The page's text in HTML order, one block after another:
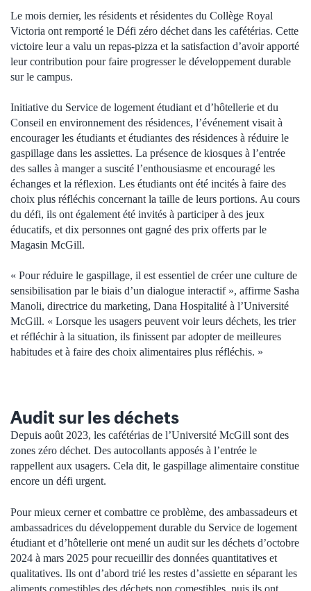
Le mois dernier, les résidents et résidentes du Collège Royal
Victoria ont remporté le Défi zéro déchet dans les cafétérias. Cette
victoire leur a valu un repas-pizza et la satisfaction d’avoir apporté
leur contribution pour faire progresser le développement durable
sur le campus.
Initiative du Service de logement étudiant et d’hôtellerie et du
Conseil en environnement des résidences, l’événement visait à
encourager les étudiants et étudiantes des résidences à réduire le
gaspillage dans les assiettes. La présence de kiosques à l’entrée
des salles à manger a suscité l’enthousiasme et encouragé les
échanges et la réflexion. Les étudiants ont été incités à faire des
choix plus réfléchis concernant la taille de leurs portions. Au cours
du défi, ils ont également été invités à participer à des jeux
éducatifs, et dix personnes ont gagné des prix offerts par le
Magasin McGill.
« Pour réduire le gaspillage, il est essentiel de créer une culture de
sensibilisation par le biais d’un dialogue interactif », affirme Sasha
Manoli, directrice du marketing, Dana Hospitalité à l’Université
McGill. « Lorsque les usagers peuvent voir leurs déchets, les trier
et réfléchir à la situation, ils finissent par adopter de meilleures
habitudes et à faire des choix alimentaires plus réfléchis. »
Audit sur les déchets
Depuis août 2023, les cafétérias de l’Université McGill sont des
zones zéro déchet. Des autocollants apposés à l’entrée le
rappellent aux usagers. Cela dit, le gaspillage alimentaire constitue
encore un défi urgent.
Pour mieux cerner et combattre ce problème, des ambassadeurs et
ambassadrices du développement durable du Service de logement
étudiant et d’hôtellerie ont mené un audit sur les déchets d’octobre
2024 à mars 2025 pour recueillir des données quantitatives et
qualitatives. Ils ont d’abord trié les restes d’assiette en séparant les
aliments comestibles des déchets non comestibles, puis ils ont